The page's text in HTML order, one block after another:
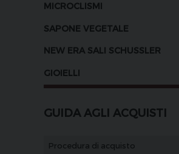
MICROCLISMI
SAPONE VEGETALE
NEW ERA SALI SCHUSSLER
GIOIELLI
GUIDA AGLI ACQUISTI
Procedura di acquisto